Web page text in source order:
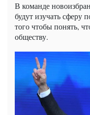
В команде
будут изучать сферу
того чтобы понять,
обществу.